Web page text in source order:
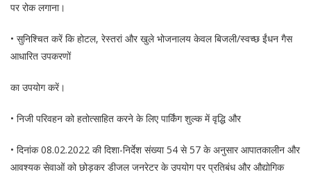
पर रोक लगाना।
• सुनिश्चित करें कि होटल, रेस्तरां और खुले भोजनालय केवल बिजली/स्वच्छ ईंधन गैस
आधारित उपकरणों
का उपयोग करें।
• निजी परिवहन को हतोत्साहित करने के लिए पार्किंग शुल्क में वृद्धि और
• दिनांक 08.02.2022 की दिशा-निर्देश संख्या 54 से 57 के अनुसार आपातकालीन और
आवश्यक सेवाओं को छोड़कर डीजल जनरेटर के उपयोग पर प्रतिबंध और औद्योगिक